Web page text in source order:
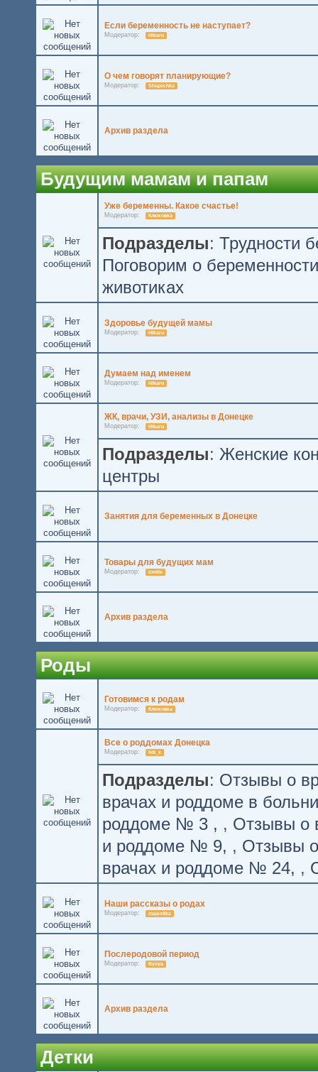
Если беременность не наступает?
Модератор: Hikaru
О чем говорят планирующие?
Модератор: Shapochka
Архив раздела
Будущим мамам и папам
Уже беременны. Какое счастье!
Модератор: Клюковка
Подразделы: Трудности
Поговорим о беременности
животиках
Здоровье будущей мамы
Модератор: Hikaru
Думаем над именем
Модератор: Hikaru
ЖК, врачи, УЗИ, анализы в Донецке
Модератор: Hikaru
Подразделы: Женские
центры
Занятия для беременных в Донецке
Товары для будущих мам
Модератор: ionifie
Архив раздела
Роды
Готовимся к родам
Модератор: Клюковка
Все о роддомах Донецка
Модератор: lidi_k
Подразделы: Отзывы о
врачах и роддоме в
роддоме № 3
, Отзывы о
и роддоме № 9 , Отзывы
врачах и роддоме № 24 ,
Наши рассказы о родах
Модератор: majestika
Послеродовой период
Модератор: Bysya
Архив раздела
Детки